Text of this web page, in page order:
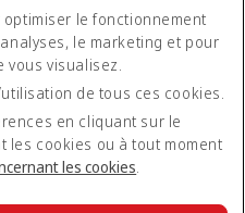
le fonctionnement
le marketing et pour
vous visualisez.
de tous ces cookies.
en cliquant sur le
les cookies ou à tout moment
les cookies.